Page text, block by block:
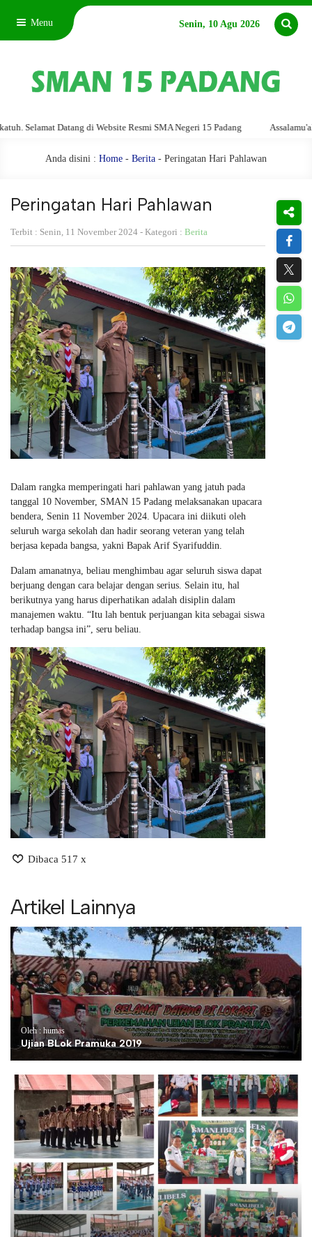
Menu Senin, 10 Agu 2026
Datang di Website Resmi SMA Negeri 15 Padang Assalamu'alaikum
Anda disini : Home - Berita - Peringatan Hari Pahlawan
Peringatan Hari Pahlawan
Terbit : Senin, 11 November 2024 - Kategori : Berita
Dalam rangka memperingati hari pahlawan yang jatuh pada
tanggal 10 November, SMAN 15 Padang melaksanakan upacara
bendera, Senin 11 November 2024. Upacara ini diikuti oleh
seluruh warga sekolah dan hadir seorang veteran yang telah
berjasa kepada bangsa, yakni Bapak Arif Syarifuddin.
Dalam amanatnya, beliau menghimbau agar seluruh siswa dapat
berjuang dengan cara belajar dengan serius. Selain itu, hal
berikutnya yang harus diperhatikan adalah disiplin dalam
manajemen waktu. “Itu lah bentuk perjuangan kita sebagai siswa
terhadap bangsa ini”, seru beliau.
Dibaca 517 x
Artikel Lainnya
Oleh : humas
Ujian BLok Pramuka 2019